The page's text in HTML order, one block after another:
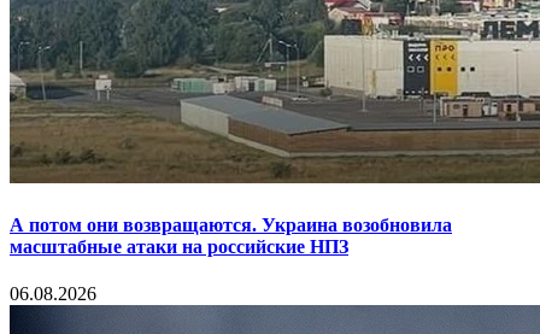
А потом они возвращаются. Украина возобновила
масштабные атаки на российские НПЗ
06.08.2026